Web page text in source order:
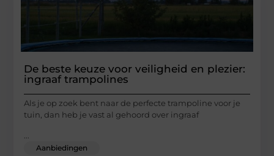
De beste keuze voor veiligheid en plezier:
ingraaf trampolines
Als je op zoek bent naar de perfecte trampoline voor je
tuin, dan heb je vast al gehoord over ingraaf
Aanbiedingen